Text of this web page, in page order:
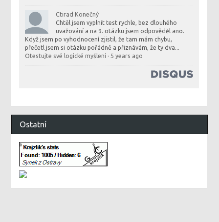
Ctirad Konečný
Chtěl jsem vyplnit test rychle, bez dlouhého
uvažování a na 9. otázku jsem odpověděl ano.
Když jsem po vyhodnocení zjistil, že tam mám chybu,
přečetl jsem si otázku pořádně a přiznávám, že ty dva...
Otestujte své logické myšlení · 5 years ago
Ostatní